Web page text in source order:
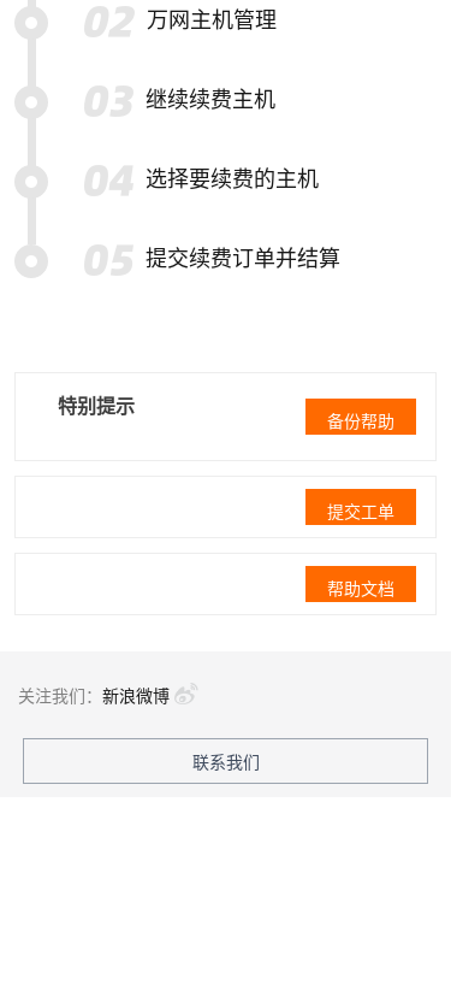
万网主机管理
继续续费主机
选择要续费的主机
提交续费订单并结算
特别提示
备份帮助
提交工单
帮助文档